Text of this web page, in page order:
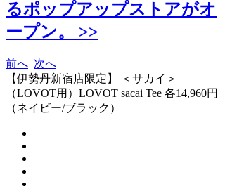
るポップアップストアがオ
ープン。 >>
前へ 次へ
【伊勢丹新宿店限定】 ＜サカイ＞
（LOVOT用）LOVOT sacai Tee 各14,960円
（ネイビー/ブラック）